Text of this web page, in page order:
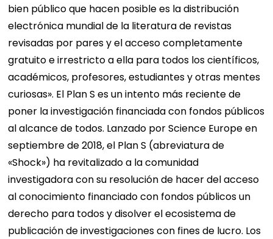
bien público que hacen posible es la distribución
electrónica mundial de la literatura de revistas
revisadas por pares y el acceso completamente
gratuito e irrestricto a ella para todos los científicos,
académicos, profesores, estudiantes y otras mentes
curiosas». El Plan S es un intento más reciente de
poner la investigación financiada con fondos públicos
al alcance de todos. Lanzado por Science Europe en
septiembre de 2018, el Plan S (abreviatura de
«Shock») ha revitalizado a la comunidad
investigadora con su resolución de hacer del acceso
al conocimiento financiado con fondos públicos un
derecho para todos y disolver el ecosistema de
publicación de investigaciones con fines de lucro. Los